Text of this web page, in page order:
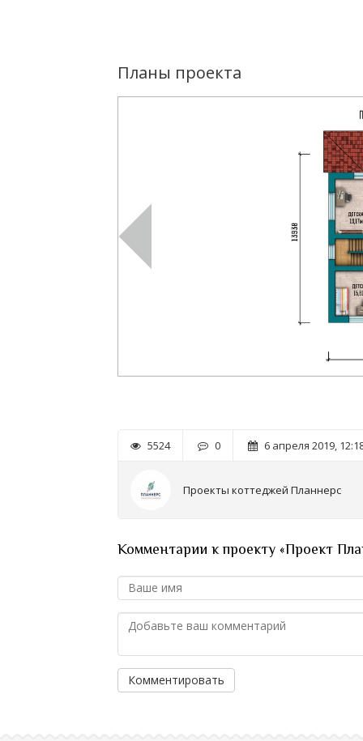
Планы проекта
5524 0 6 апреля 2019,
Проекты коттеджей Планнерс
Комментарии к проекту «Проект
Комментировать